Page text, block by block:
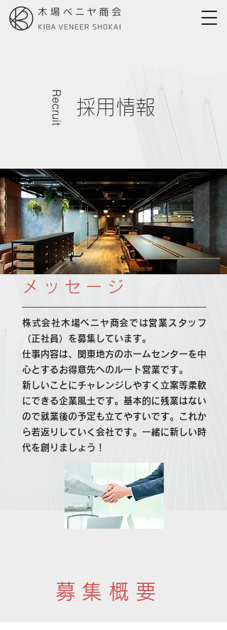
採用情報
Recruit
メッセージ
株式会社木場ベニヤ商会では営業スタッフ
（正社員）を募集しています。
仕事内容は、関東地方のホームセンターを中
心とするお得意先へのルート営業です。
新しいことにチャレンジしやすく立案等柔軟
にできる企業風土です。基本的に残業はない
ので就業後の予定も立てやすいです。これか
ら若返りしていく会社です。一緒に新しい時
代を創りましょう！
募集概要